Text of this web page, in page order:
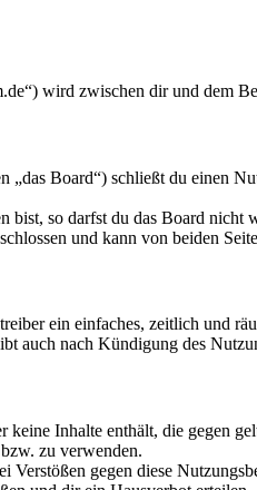
wird zwischen dir und dem
Board“) schließt du einen
bist, so darfst du das Board
und kann von beiden
ein einfaches, zeitlich und
auch nach Kündigung des
Inhalte enthält, die gegen
zu verwenden.
Verstößen gegen diese